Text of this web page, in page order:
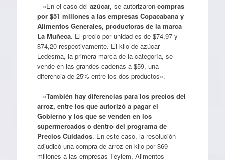
– «En el caso del azúcar, se autorizaron compras
por $51 millones a las empresas Copacabana y
Alimentos Generales, productoras de la marca
La Muñeca. El precio por unidad es de $74,97 y
$74,20 respectivamente. El kilo de azúcar
Ledesma, la primera marca de la categoría, se
vende en las grandes cadenas a $59, una
diferencia de 25% entre los dos productos».
– «También hay diferencias para los precios del
arroz, entre los que autorizó a pagar el
Gobierno y los que se venden en los
supermercados o dentro del programa de
Precios Cuidados. En este caso, la resolución
adjudicó una compra de arroz en kilo por $69
millones a las empresas Teylem, Alimentos